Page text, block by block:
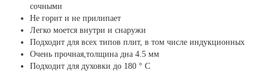
сочными
Не горит и не прилипает
Легко моется внутри и снаружи
Подходит для всех типов плит, в том числе индукционных
Очень прочная,толщина дна 4.5 мм
Подходит для духовки до 180 ° C